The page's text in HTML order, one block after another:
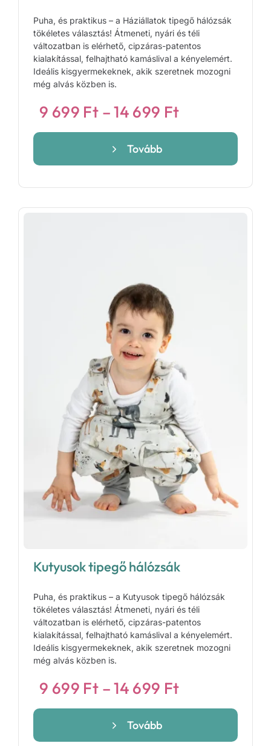
Puha, és praktikus – a Háziállatok tipegő hálózsák
tökéletes választás! Átmeneti, nyári és téli
változatban is elérhető, cipzáras-patentos
kialakítással, felhajtható kamáslival a kényelemért.
Ideális kisgyermekeknek, akik szeretnek mozogni
még alvás közben is.
9 699 Ft –14 699 Ft
9
-
14
699 Ft
Tovább
Kutyusok tipegő hálózsák
Puha, és praktikus – a Kutyusok tipegő hálózsák
tökéletes választás! Átmeneti, nyári és téli
változatban is elérhető, cipzáras-patentos
kialakítással, felhajtható kamáslival a kényelemért.
Ideális kisgyermekeknek, akik szeretnek mozogni
még alvás közben is.
9 699 Ft –14 699 Ft
9
Tovább